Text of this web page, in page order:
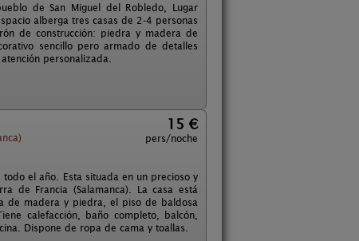
de San Miguel del Robledo, Lugar
alberga tres casas de 2-4 personas
de construcción: piedra y madera de
sencillo pero armado de detalles
personalizada.
15 €
pers/noche
el año. Esta situada en un precioso y
de Francia (Salamanca). La casa está
de madera y piedra, el piso de baldosa
calefacción, baño completo, balcón,
Dispone de ropa de cama y toallas.